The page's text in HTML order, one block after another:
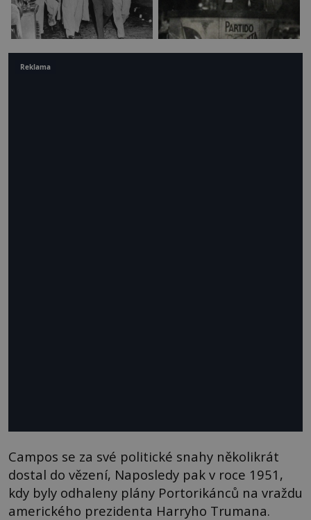
Campos se za své politické snahy několikrát
dostal do vězení, Naposledy pak v roce 1951,
kdy byly odhaleny plány Portorikánců na vraždu
amerického prezidenta Harryho Trumana.
Reklama